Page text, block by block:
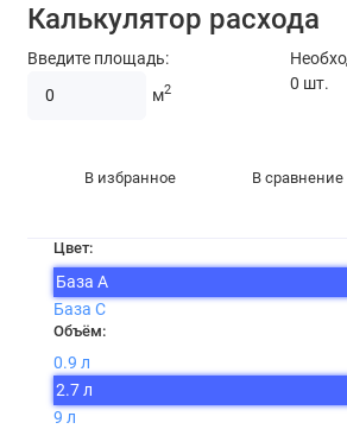
Калькулятор расхода
Введите площадь:
м2
0 шт.
В избранное В сравнение
Цвет:
База А
База С
Объём:
0.9 л
2.7 л
9 л